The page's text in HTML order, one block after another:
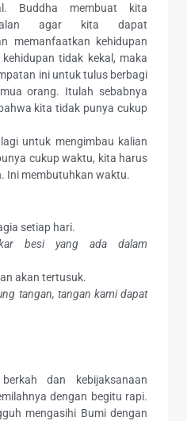
Buddha membuat kita
agar kita dapat
memanfaatkan kehidupan
tidak kekal, maka
ini untuk tulus berbagi
orang. Itulah sebabnya
kita tidak punya cukup
untuk mengimbau kalian
cukup waktu, kita harus
Ini membutuhkan waktu.
setiap hari.
besi yang ada dalam
akan tertusuk.
tangan, tangan kami dapat
dan kebijaksanaan
dengan begitu rapi.
mengasihi Bumi dengan